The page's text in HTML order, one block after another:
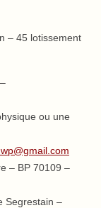
– 45 lotissement
ou une
– BP 70109 –
Segrestain –